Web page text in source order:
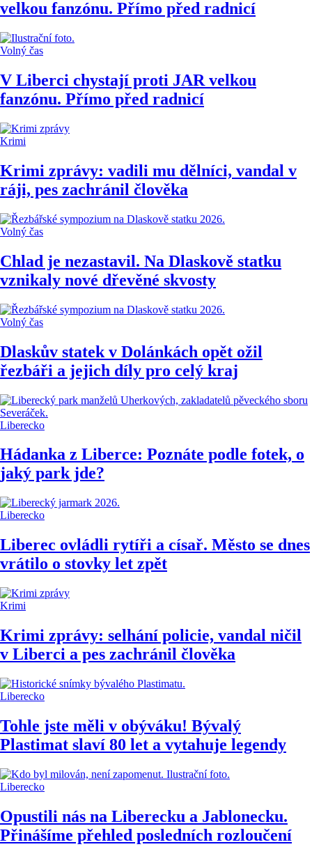
velkou fanzónu. Přímo před radnicí
Volný čas
V Liberci chystají proti JAR velkou
fanzónu. Přímo před radnicí
Krimi
Krimi zprávy: vadili mu dělníci, vandal v
ráji, pes zachránil člověka
Volný čas
Chlad je nezastavil. Na Dlaskově statku
vznikaly nové dřevěné skvosty
Volný čas
Dlaskův statek v Dolánkách opět ožil
řezbáři a jejich díly pro celý kraj
Liberecko
Hádanka z Liberce: Poznáte podle fotek, o
jaký park jde?
Liberecko
Liberec ovládli rytíři a císař. Město se dnes
vrátilo o stovky let zpět
Krimi
Krimi zprávy: selhání policie, vandal ničil
v Liberci a pes zachránil člověka
Liberecko
Tohle jste měli v obýváku! Bývalý
Plastimat slaví 80 let a vytahuje legendy
Liberecko
Opustili nás na Liberecku a Jablonecku.
Přinášíme přehled posledních rozloučení